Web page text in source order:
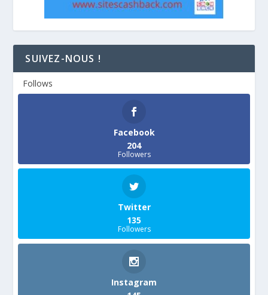
SUIVEZ-NOUS !
Follows
Facebook
204
Followers
Twitter
135
Followers
Instagram